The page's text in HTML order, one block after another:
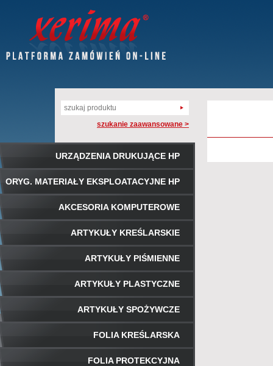
szukanie zaawansowane >
URZĄDZENIA DRUKUJĄCE HP
ORYG. MATERIAŁY EKSPLOATACYJNE HP
AKCESORIA KOMPUTEROWE
ARTYKUŁY KREŚLARSKIE
ARTYKUŁY PIŚMIENNE
ARTYKUŁY PLASTYCZNE
ARTYKUŁY SPOŻYWCZE
FOLIA KREŚLARSKA
FOLIA PROTEKCYJNA